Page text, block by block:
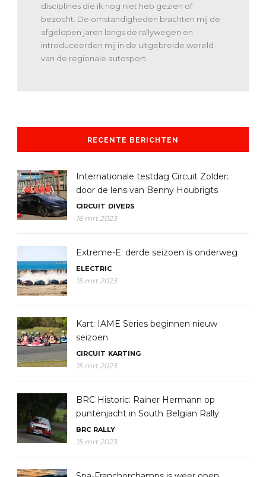
disciplines die ik nog niet heb gezien of
bezocht. De omstandigheden brachten mij de
afgelopen jaren langs de rallywegen en
introduceerden mij in de uitgebreide wereld
van de regionale autosport.
RECENTE BERICHTEN
Internationale testdag Circuit Zolder:
door de lens van Benny Houbrigts
CIRCUIT DIVERS
16 mrt 2023
Extreme-E: derde seizoen is onderweg
ELECTRIC
15 mrt 2023
Kart: IAME Series beginnen nieuw
seizoen
CIRCUIT KARTING
15 mrt 2023
BRC Historic: Rainer Hermann op
puntenjacht in South Belgian Rally
BRC RALLY
15 mrt 2023